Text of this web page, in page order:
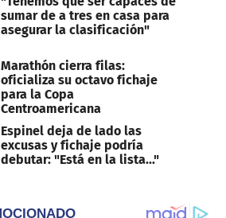
sumar de a tres en casa para
asegurar la clasificación"
Marathón cierra filas:
oficializa su octavo fichaje
para la Copa
Centroamericana
Espinel deja de lado las
excusas y fichaje podría
debutar: "Está en la lista..."